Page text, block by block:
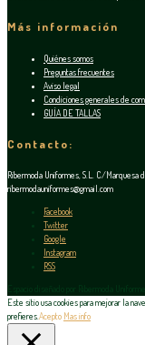
Más información
Quiénes somos
Preguntas frecuentes
Aviso legal
Condiciones generales de
GUÍA DE TALLAS
Contacto:
Ribermoda Uniformes, S.L. C/Marquesa
ribermodauniformes@gmail.com
Facebook
Twitter
Google
Instagram
RSS
Este sitio usa cookies para mejorar la
prefieres.Acepto Mas info